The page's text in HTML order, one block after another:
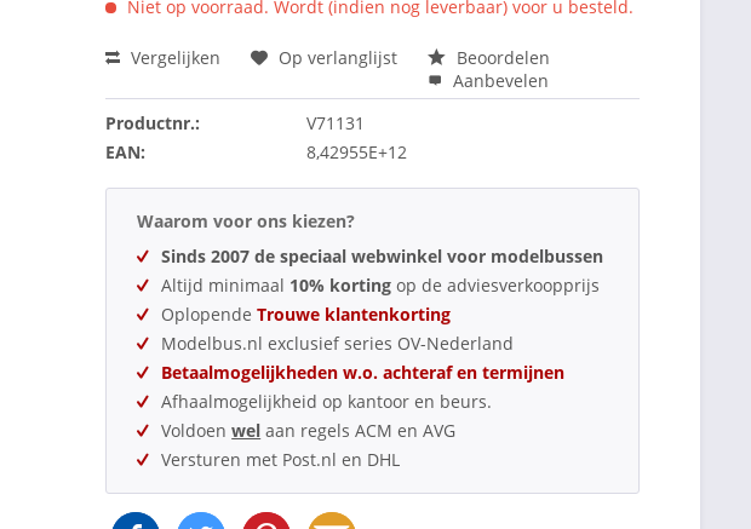
Niet op voorraad. Wordt (indien nog leverbaar) voor u besteld.
Vergelijken Op verlanglijst
Beoordelen
Aanbevelen
Productnr.:
V71131
EAN:
8,42955E+12
Waarom voor ons kiezen?
Sinds 2007 de speciaal webwinkel voor modelbussen
Altijd minimaal 10% kortingop de adviesverkoopprijs
OplopendeTrouwe klantenkorting
Modelbus.nl exclusief series OV-Nederland
Betaalmogelijkheden w.o. achteraf en termijnen
Afhaalmogelijkheid op kantoor en beurs.
Voldoenwel aan regels ACM en AVG
Versturen met Post.nl en DHL